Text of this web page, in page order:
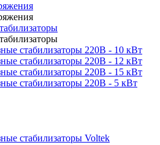
стабилизаторы 220В - 10 кВт
стабилизаторы 220В - 12 кВт
стабилизаторы 220В - 15 кВт
стабилизаторы 220В - 5 кВт
стабилизаторы Voltek